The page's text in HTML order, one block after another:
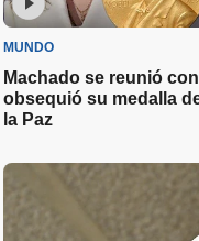
MUNDO
Machado se reunió
obsequió su medalla
la Paz